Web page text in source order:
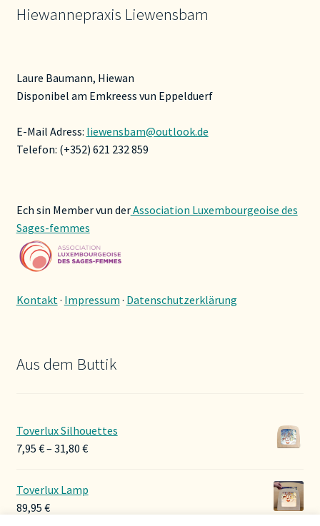
Hiewannepraxis Liewensbam
Laure Baumann, Hiewan
Disponibel am Emkreess vun Eppelduerf
E-Mail Adress: liewensbam@outlook.de
Telefon: (+352) 621 232 859
Ech sin Member vun derAssociation Luxembourgeoise des
Sages-femmes
Kontakt· Impressum · Datenschutzerklärung
Aus dem Buttik
Toverlux Silhouettes
7,95 €– 31,80 €Preisspanne:
Toverlux Lamp
89,95 €